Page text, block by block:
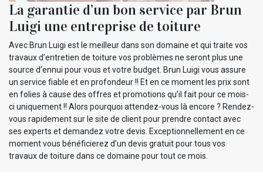
La garantie d’un bon service par Brun
Luigi une entreprise de toiture
Avec Brun Luigi est le meilleur dans son domaine et qui traite vos
travaux d’entretien de toiture vos problèmes ne seront plus une
source d’ennui pour vous et votre budget. Brun Luigi vous assure
un service fiable et en profondeur !! Et en ce moment les prix sont
en folies à cause des offres et promotions qu’il fait pour ce mois-
ci uniquement !! Alors pourquoi attendez-vous là encore ? Rendez-
vous rapidement sur le site de client pour prendre contact avec
ses experts et demandez votre devis. Exceptionnellement en ce
moment vous bénéficierez d’un devis gratuit pour tous vos
travaux de toiture dans ce domaine pour tout ce mois.